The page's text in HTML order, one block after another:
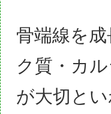
骨端線を
ク質・カ
が大切 と